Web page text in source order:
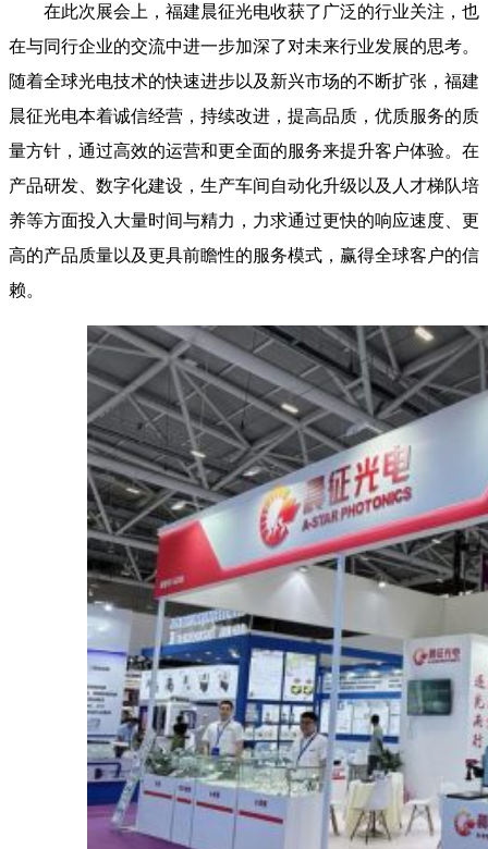
在此次展会上，福建晨征光电收获了广泛的行业关注，也
在与同行企业的交流中进一步加深了对未来行业发展的思考。
随着全球光电技术的快速进步以及新兴市场的不断扩张，福建
晨征光电本着诚信经营，持续改进，提高品质，优质服务的质
量方针，通过高效的运营和更全面的服务来提升客户体验。在
产品研发、数字化建设，生产车间自动化升级以及人才梯队培
养等方面投入大量时间与精力，力求通过更快的响应速度、更
高的产品质量以及更具前瞻性的服务模式，赢得全球客户的信
赖。